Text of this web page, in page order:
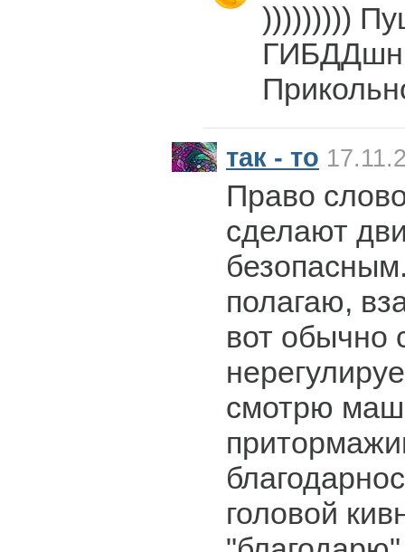
)))))))))
так - то
Право
сделают
полагаю,
вот обычно
смотрю
головой